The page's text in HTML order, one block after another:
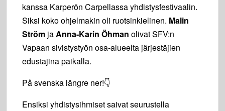
kanssa Karperön Carpellassa yhdistysfestivaalin.
Siksi koko ohjelmakin oli ruotsinkielinen. Malin
Ström jaAnna-Karin Öhman olivat SFV:n
Vapaan sivistystyön osa-alueelta järjestäjien
edustajina paikalla.
På svenska längre ner!👇
Ensiksi yhdistysihmiset saivat seurustella